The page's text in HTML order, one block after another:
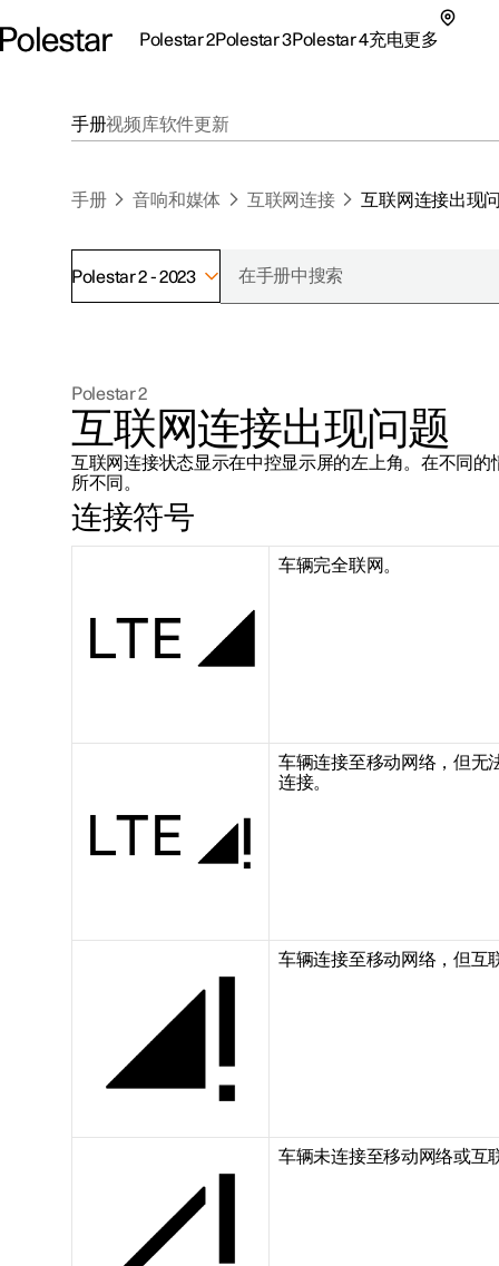
Polestar 2Polestar 3Polestar 4充电更多
联系我们
极星官方二手车
探索Polestar 3
联系我们
公共充电
家庭充电
车主服务
新闻
注册新闻
（在新窗
手册视频库软件更新
手册 音响和媒体 互联网连接 互联网连接出现
Polestar 2 - 2023
Polestar 2
互联网连接出现问题
互联网连接状态显示在中控显示屏的左上角。在不同
所不同。
连接符号
车辆完全联网。
车辆连接至移动网络，但无
连接。
车辆连接至移动网络，但互
车辆未连接至移动网络或互